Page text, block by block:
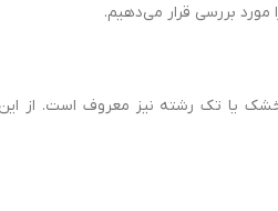
مورد بررسی قرار می‌دهیم.
یا تک رشته نیز معروف است. از این